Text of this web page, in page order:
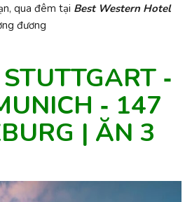
qua đêm tại Best Western Hotel
đương
‐
‐ 147
| ĂN 3